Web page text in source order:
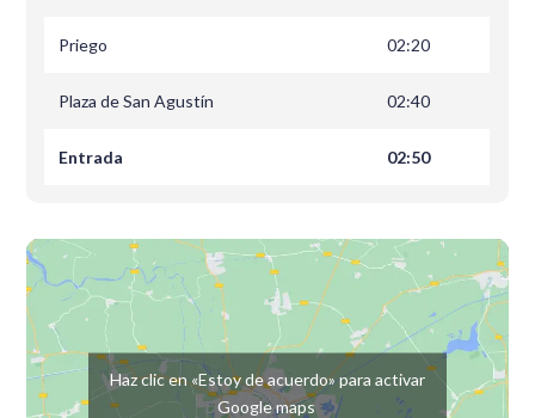
Priego 02:20
Plaza de San Agustín 02:40
Entrada 02:50
Haz clic en «Estoy de acuerdo» para activar
Google maps